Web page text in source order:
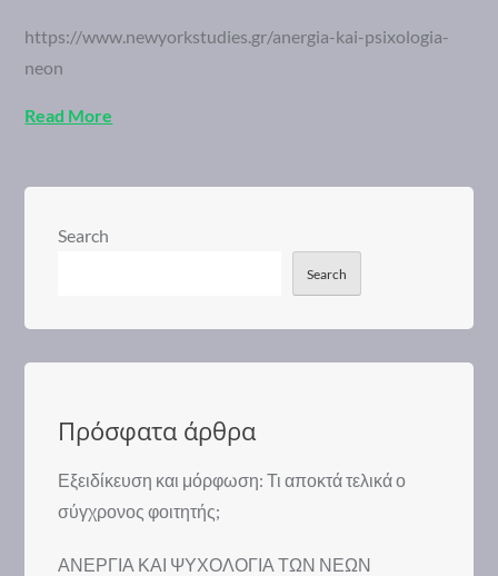
https://www.newyorkstudies.gr/anergia-kai-psixologia-
neon
Read More
Search
Search
Πρόσφατα άρθρα
Εξειδίκευση και μόρφωση: Τι αποκτά τελικά ο
σύγχρονος φοιτητής;
ΑΝΕΡΓΙΑ ΚΑΙ ΨΥΧΟΛΟΓΙΑ ΤΩΝ ΝΕΩΝ